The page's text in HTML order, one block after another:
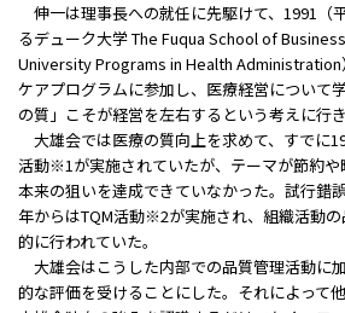
伸一は理事長への就任に先駆けて、1991（
るデューク大学 The Fuqua School of
University Programs in Health Administration
ケアプログラムに参加し、医療経営について
の質」こそが経営を左右するという考えに行き
大雄会では医療の質向上を求めて、すでに
活動※1が実施されていたが、テーマが節約や
本来の狙いを達成できていなかった。試行錯
年からはTQM活動※2が実施され、組織活動
的に行われていた。
大雄会はこうした内部での品質管理活動に
的な評価を受けることにした。それによって